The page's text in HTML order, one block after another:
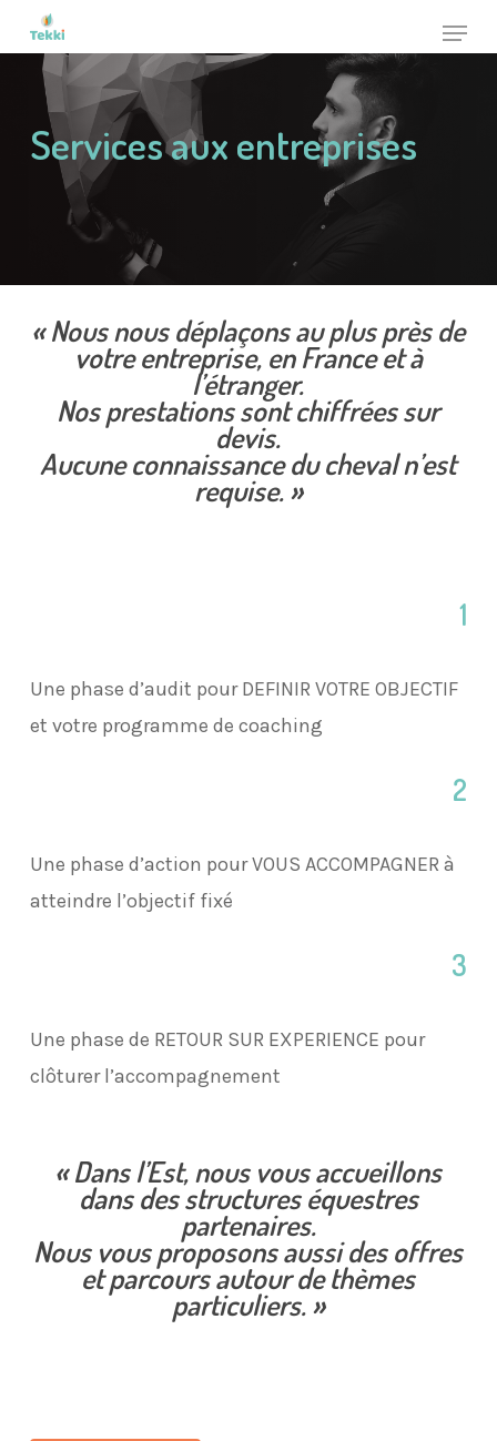
to
main
content
Menu
Services aux entreprises
« Nous nous déplaçons au plus près de
votre entreprise, en France et à
l’étranger.
Nos prestations sont chiffrées sur
devis.
Aucune connaissance du cheval n’est
requise. »
1
Une phase d’audit pour DEFINIR VOTRE OBJECTIF
et votre programme de coaching
2
Une phase d’action pour VOUS ACCOMPAGNER à
atteindre l’objectif fixé
3
Une phase de RETOUR SUR EXPERIENCE pour
clôturer l’accompagnement
« Dans l’Est, nous vous accueillons
dans des structures équestres
partenaires.
Nous vous proposons aussi des offres
et parcours autour de thèmes
particuliers. »